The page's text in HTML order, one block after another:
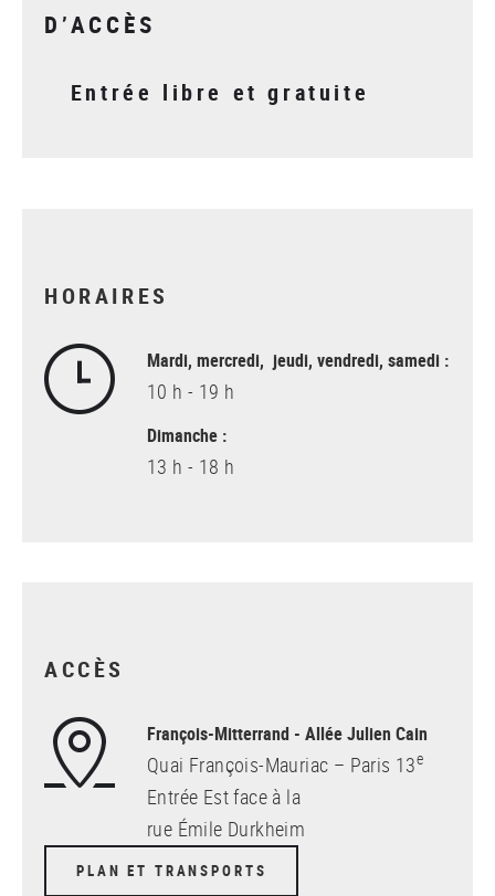
D’ACCÈS
Entrée libre et gratuite
HORAIRES
Mardi, mercredi, jeudi, vendredi, samedi :
10 h - 19 h
Dimanche :
13 h - 18 h
ACCÈS
François-Mitterrand - Allée Julien Cain
Quai François-Mauriac – Paris 13e
Entrée Est face à la
rue Émile Durkheim
PLAN ET TRANSPORTS